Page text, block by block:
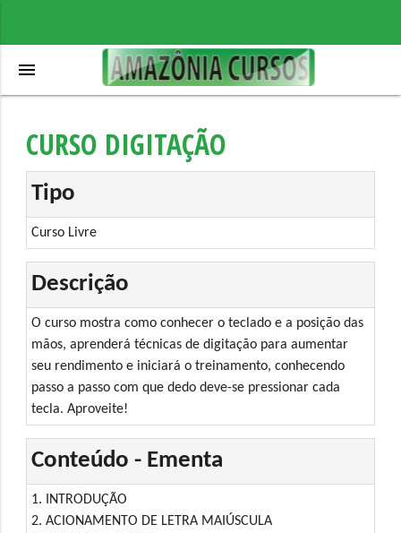
menu
CURSO DIGITAÇÃO
Tipo
Curso Livre
Descrição
O curso mostra como conhecer o teclado e a posição das
mãos, aprenderá técnicas de digitação para aumentar
seu rendimento e iniciará o treinamento, conhecendo
passo a passo com que dedo deve-se pressionar cada
tecla. Aproveite!
Conteúdo - Ementa
1. INTRODUÇÃO
2. ACIONAMENTO DE LETRA MAIÚSCULA